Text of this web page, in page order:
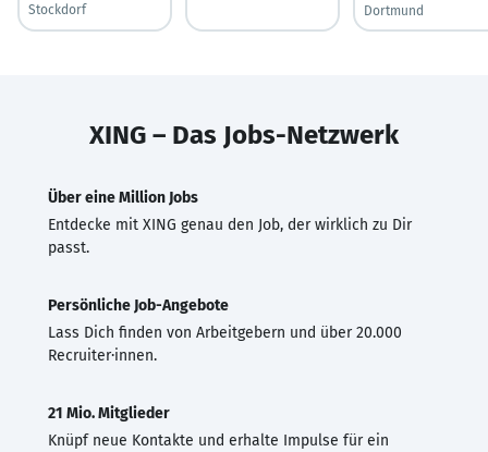
Stockdorf
Dortmund
XING – Das Jobs-Netzwerk
Über eine Million Jobs
Entdecke mit XING genau den Job, der wirklich zu Dir
passt.
Persönliche Job-Angebote
Lass Dich finden von Arbeitgebern und über 20.000
Recruiter·innen.
21 Mio. Mitglieder
Knüpf neue Kontakte und erhalte Impulse für ein